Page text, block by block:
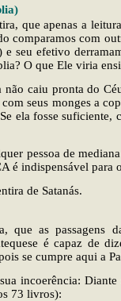
que apenas a
comparamos com
seu efetivo
O que Ele viria
caiu pronta do
seus monges a
ela fosse
pessoa de
é indispensável para
de Satanás.
que as passagens
é capaz de
se cumpre aqui a
incoerência:
73 livros):